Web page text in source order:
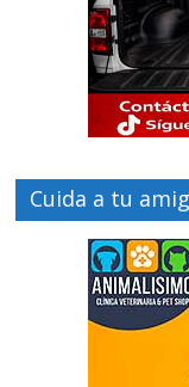
Cuida a tu